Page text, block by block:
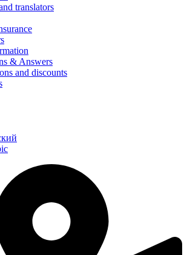
translators
& Answers
and discounts